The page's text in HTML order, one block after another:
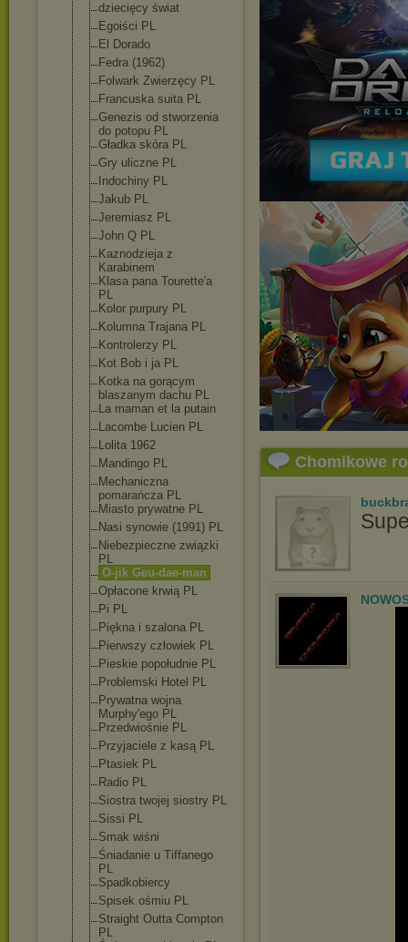
dziecięcy świat
Egoiści PL
El Dorado
Fedra (1962)
Folwark Zwierzęcy PL
Francuska suita PL
Genezis od stworzenia
do potopu PL
Gładka skóra PL
Gry uliczne PL
Indochiny PL
Jakub PL
Jeremiasz PL
John Q PL
Kaznodzieja z
Karabinem
Klasa pana Tourette'a
PL
Kolor purpury PL
Kolumna Trajana PL
Kontrolerzy PL
Kot Bob i ja PL
Kotka na gorącym
blaszanym dachu PL
La maman et la putain
Lacombe Lucien PL
Lolita 1962
Mandingo PL
Mechaniczna
pomarańcza PL
Miasto prywatne PL
Nasi synowie (1991) PL
Niebezpieczne związki
PL
O-jik Geu-dae-man
Opłacone krwią PL
Pi PL
Piękna i szalona PL
Pierwszy człowiek PL
Pieskie popołudnie PL
Problemski Hotel PL
Prywatna wojna
Murphy'ego PL
Przedwiośnie PL
Przyjaciele z kasą PL
Ptasiek PL
Radio PL
Siostra twojej siostry PL
Sissi PL
Smak wiśni
Śniadanie u Tiffanego
PL
Spadkobiercy
Spisek ośmiu PL
Straight Outta Compton
PL
Chomikowe